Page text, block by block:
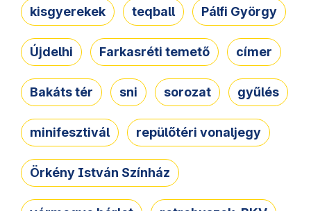
kisgyerekek teqball Pálfi György
Újdelhi Farkasréti temető címer
Bakáts tér sni sorozat gyűlés
minifesztivál repülőtéri vonaljegy
Örkény István Színház